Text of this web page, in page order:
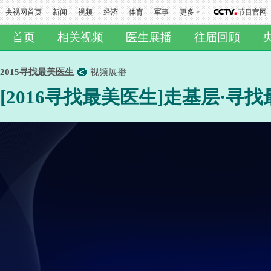
央视网首页 新闻 视频 经济 体育 军事 更多 节目官网
首页 相关视频 医生展播 往届回顾
2015寻找最美医生 视频展播
[2016寻找最美医生]走基层·寻